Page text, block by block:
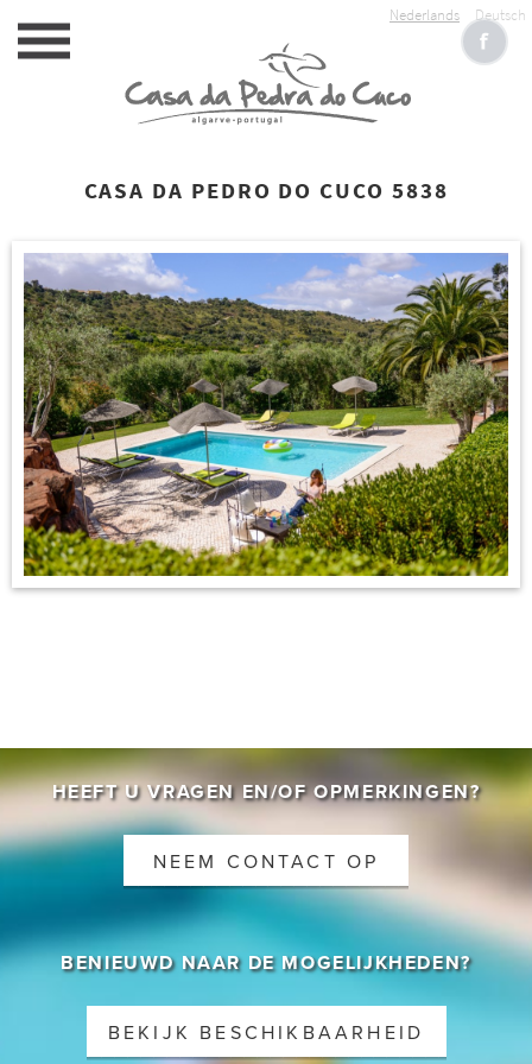
Nederlands Deutsch
HOME
ACCOMMODATIE
SERVICE
RESERVEREN
FOTOALBUM
CONTACT
CASA DA PEDRO DO CUCO 5838
HEEFT U VRAGEN EN/OF OPMERKINGEN?
NEEM CONTACT OP
BENIEUWD NAAR DE MOGELIJKHEDEN?
BEKIJK BESCHIKBAARHEID